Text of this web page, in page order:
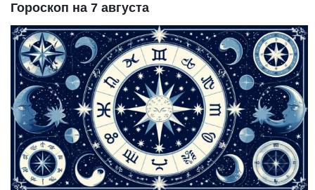
Гороскоп на 7 августа